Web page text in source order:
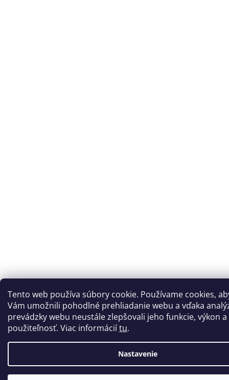
Tento web používa súbory cookie. Používame cookies,
Vám umožnili pohodlné prehliadanie webu a vďaka
prevádzky webu neustále zlepšovali jeho funkcie, výkon a
použiteľnosť. Viac informáciítu.
Nastavenie